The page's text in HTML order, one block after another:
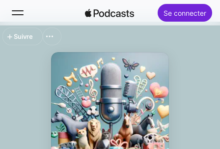
Se connecter
Nouveautés
Classements
Suivre